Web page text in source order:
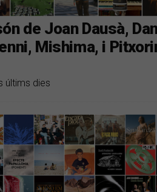
de Joan Dausà,
Mishima, i
últims dies